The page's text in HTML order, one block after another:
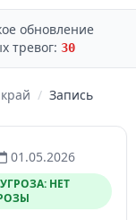
обновление
тревог: 30
/ Запись
01.05.2026
УГРОЗА: НЕТ